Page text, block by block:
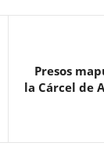
Presos
la Cárcel de